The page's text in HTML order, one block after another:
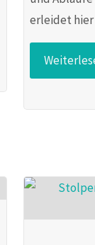
erleidet